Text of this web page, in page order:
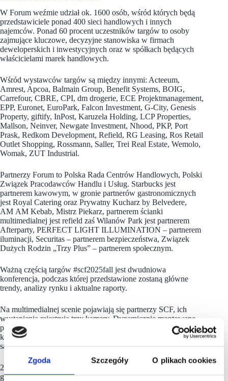
Zgoda Szczegóły O plikach cookies
W Forum weźmie udział ok. 1600 osób, wśród których będą
przedstawiciele ponad 400 sieci handlowych i innych
najemców. Ponad 60 procent uczestników targów to osoby
zajmujące kluczowe, decyzyjne stanowiska w firmach
deweloperskich i inwestycyjnych oraz w spółkach będących
właścicielami marek handlowych.
Wśród wystawców targów są między innymi: Acteeum,
Amrest, Apcoa, Balmain Group, Benefit Systems, BOIG,
Carrefour, CBRE, CPI, dm drogerie, ECE Projektmanagement,
EPP, Euronet, EuroPark, Falcon Investment, G-City, Genesis
Property, giftify, InPost, Karuzela Holding, LCP Properties,
Mallson, Neinver, Newgate Investment, Nhood, PKP, Port
Prask, Redkom Development, Refield, RG Leasing, Ros Retail
Outlet Shopping, Rossmann, Saller, Trei Real Estate, Wemolo,
Womak, ZUT Industrial.
Partnerzy Forum to Polska Rada Centrów Handlowych, Polski
Związek Pracodawców Handlu i Usług. Starbucks jest
partnerem kawowym, w gronie partnerów gastronomicznych
jest Royal Catering oraz Prywatny Kucharz by Belvedere,
AM AM Kebab, Mistrz Piekarz, partnerem ścianki
multimedialnej jest refield zaś Wilanów Park jest partnerem
Afterparty, PERFECT LIGHT ILLUMINATION – partnerem
iluminacji, Securitas – partnerem bezpieczeństwa, Związek
Dużych Rodzin „Trzy Plus” – partnerem społecznym.
Ważną częścią targów #scf2025fall jest dwudniowa
konferencja, podczas której przedstawione zostaną główne
trendy, analizy rynku i aktualne raporty.
Na multimedialnej scenie pojawiają się partnerzy SCF, ich
wystąpienia rejestrują trzy kamery. Dynamicznie montowane
prezentacje i wywiady z ekspertami i przedstawicielami
kluczowych deweloperów, inwestorów i najemców
są transmitowane na kanałach YouTube, Linkedin i Facebook.
24 września 2025, godzina 19:00 – dokładnie wtedy pierwsi
goście wejdą do Klubu BANK na ulicy Mazowieckiej.